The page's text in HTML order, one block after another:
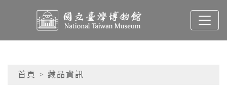
國立臺灣博物館典藏
網頁導覽
首頁 > 藏品資訊